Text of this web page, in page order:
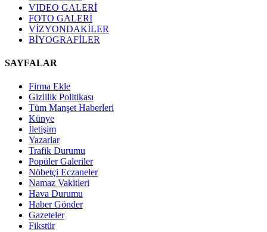
VIDEO GALERİ
FOTO GALERİ
VİZYONDAKİLER
BİYOGRAFİLER
SAYFALAR
Firma Ekle
Gizlilik Politikası
Tüm Manşet Haberleri
Künye
İletişim
Yazarlar
Trafik Durumu
Popüler Galeriler
Nöbetçi Eczaneler
Namaz Vakitleri
Hava Durumu
Haber Gönder
Gazeteler
Fikstür